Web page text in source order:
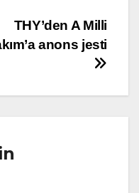
THY’den A Milli
anons jesti